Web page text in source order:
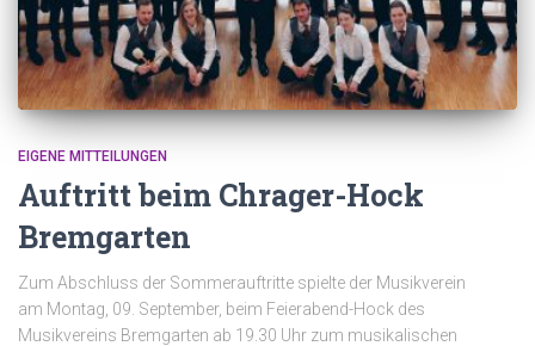
EIGENE MITTEILUNGEN
Auftritt beim Chrager-Hock
Bremgarten
Zum Abschluss der Sommerauftritte spielte der Musikverein
am Montag, 09. September, beim Feierabend-Hock des
Musikvereins Bremgarten ab 19.30 Uhr zum musikalischen